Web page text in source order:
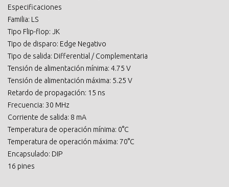
Especificaciones
Familia: LS
Tipo Flip-flop: JK
Tipo de disparo: Edge Negativo
Tipo de salida: Differential / Complementaria
Tensión de alimentación mínima: 4.75 V
Tensión de alimentación máxima: 5.25 V
Retardo de propagación: 15 ns
Frecuencia: 30 MHz
Corriente de salida: 8 mA
Temperatura de operación mínima: 0°C
Temperatura de operación máxima: 70°C
Encapsulado: DIP
16 pines